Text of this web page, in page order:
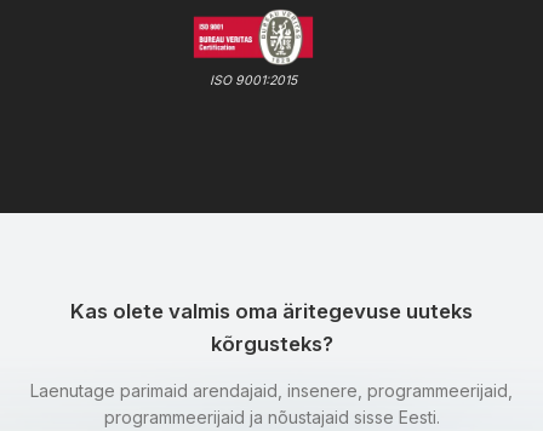
ISO 9001:2015
Kas olete valmis oma äritegevuse uuteks
kõrgusteks?
Laenutage parimaid arendajaid, insenere, programmeerijaid,
programmeerijaid ja nõustajaid sisse Eesti.